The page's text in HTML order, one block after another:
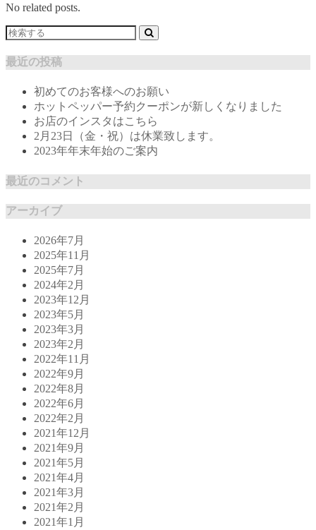
No related posts.
最近の投稿
初めてのお客様へのお願い
ホットペッパー予約クーポンが新しくなりました
お店のインスタはこちら
2月23日（金・祝）は休業致します。
2023年年末年始のご案内
最近のコメント
アーカイブ
2026年7月
2025年11月
2025年7月
2024年2月
2023年12月
2023年5月
2023年3月
2023年2月
2022年11月
2022年9月
2022年8月
2022年6月
2022年2月
2021年12月
2021年9月
2021年5月
2021年4月
2021年3月
2021年2月
2021年1月